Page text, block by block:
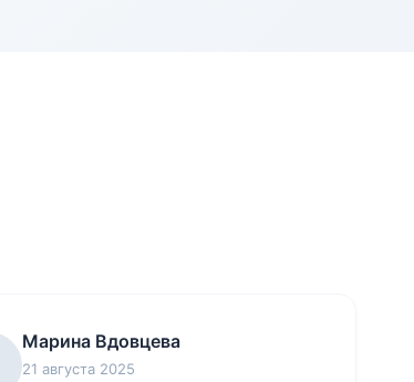
Марина Вдовцева
21 августа 2025